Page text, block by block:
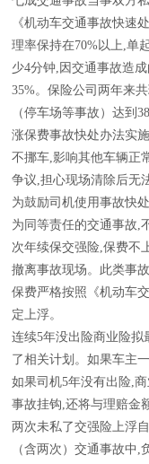
《机动车交通事故快速
理率保持在70%以上,单
少4分钟,因交通事故造
35%。保险公司两年来
（停车场等事故）达到
涨保费事故快处办法实
不挪车,影响其他车辆正
争议,担心现场清除后无
为鼓励司机使用事故快
为同等责任的交通事故,
次年续保交强险,保费不
撤离事故现场。此类事
保费严格按照《机动车
定上浮。
连续5年没出险商业险拟
了相关计划。如果车主
如果司机5年没有出险,
事故挂钩,还将与理赔金
两次未私了交强险上浮
（含两次）交通事故中